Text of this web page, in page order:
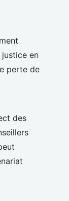
en
perte de
des